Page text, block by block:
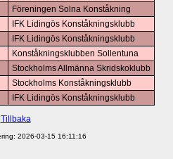
Föreningen Solna Konståkning
IFK Lidingös Konståkningsklubb
IFK Lidingös Konståkningsklubb
Konståkningsklubben Sollentuna
Stockholms Allmänna Skridskoklubb
Stockholms Konståkningsklubb
IFK Lidingös Konståkningsklubb
Tillbaka
2026-03-15 16:11:16